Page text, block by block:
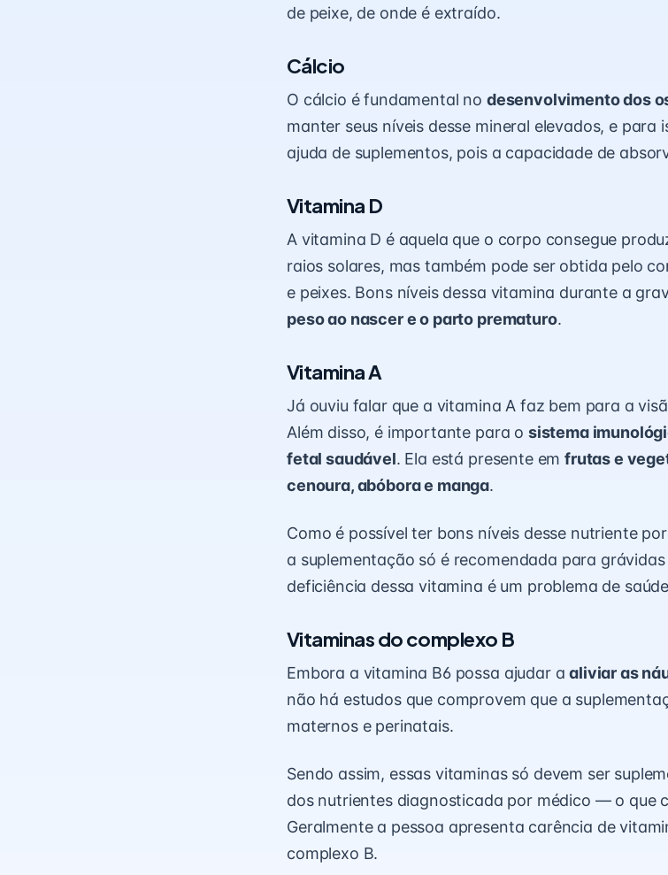
de peixe, de onde é extraído.
Cálcio
O cálcio é fundamental no desenvolvimento dos
manter seus níveis desse mineral elevados, e
ajuda de suplementos, pois a capacidade de
Vitamina D
A vitamina D é aquela que o corpo consegue
raios solares, mas também pode ser obtida pelo
e peixes. Bons níveis dessa vitamina durante a
peso ao nascer e o parto prematuro.
Vitamina A
Já ouviu falar que a vitamina A faz bem para a
Além disso, é importante para o sistema
fetal saudável. Ela está presente emfrutas e
cenoura, abóbora e manga.
Como é possível ter bons níveis desse nutriente
a suplementação só é recomendada para
deficiência dessa vitamina é um problema de
Vitaminas do complexo B
Embora a vitamina B6 possa ajudar aaliviar as
não há estudos que comprovem que a
maternos e perinatais.
Sendo assim, essas vitaminas só devem ser
dos nutrientes diagnosticada por médico — o que
Geralmente a pessoa apresenta carência de
complexo B.